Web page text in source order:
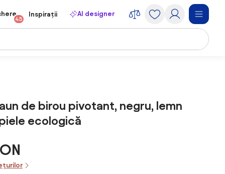
45
Inspirații AI designer
de birou pivotant, negru, lemn
ecologică